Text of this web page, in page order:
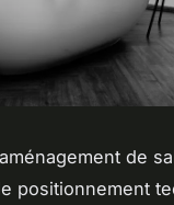
de
positionnement